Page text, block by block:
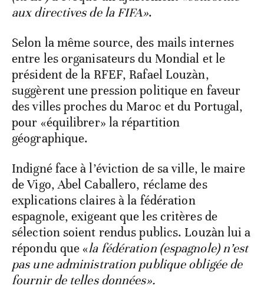
aux directives de la FIFA».
Selon la même source, des mails internes
entre les organisateurs du Mondial et le
président de la RFEF, Rafael Louzàn,
suggèrent une pression politique en faveur
des villes proches du Maroc et du Portugal,
pour «équilibrer» la répartition
géographique.
Indigné face à l’éviction de sa ville, le maire
de Vigo, Abel Caballero, réclame des
explications claires à la fédération
espagnole, exigeant que les critères de
sélection soient rendus publics. Louzàn lui a
répondu que «la fédération (espagnole) n’est
pas une administration publique obligée de
fournir de telles données».